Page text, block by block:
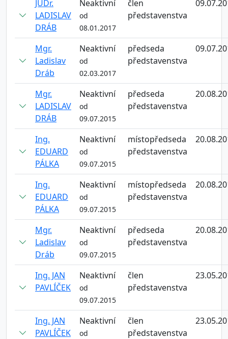
JUDr.
LADISLAV
DRÁB
Neaktivní
od
08.01.2017
člen
představenstva
Mgr.
Ladislav
Dráb
Neaktivní
od
02.03.2017
předseda
představenstva
Mgr.
LADISLAV
DRÁB
Neaktivní
od
09.07.2015
předseda
představenstva
Ing.
EDUARD
PÁLKA
Neaktivní
od
09.07.2015
místopředseda
představenstva
Ing.
EDUARD
PÁLKA
Neaktivní
od
09.07.2015
místopředseda
představenstva
Mgr.
Ladislav
Dráb
Neaktivní
od
09.07.2015
předseda
představenstva
Ing. JAN
PAVLÍČEK
Neaktivní
od
09.07.2015
člen
představenstva
Ing. JAN
PAVLÍČEK
Neaktivní
od
člen
představenstva